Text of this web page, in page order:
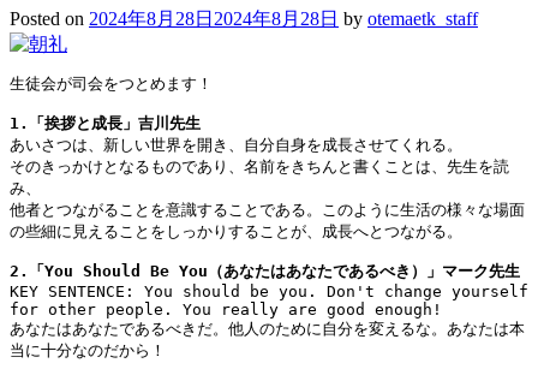
Posted on 2024年8月28日 2024年8月28日 by otemaetk_staff
生徒会が司会をつとめます！
1.「挨拶と成長」吉川先生
あいさつは、新しい世界を開き、自分自身を成長させてくれる。
そのきっかけとなるものであり、名前をきちんと書くことは、先生を読
み、
他者とつながることを意識することである。このように生活の様々な場面
の些細に見えることをしっかりすることが、成長へとつながる。
2.「You Should Be You（あなたはあなたであるべき）」マーク先生
KEY SENTENCE: You should be you. Don't change yourself
for other people. You really are good enough!
あなたはあなたであるべきだ。他人のために自分を変えるな。あなたは本
当に十分なのだから！